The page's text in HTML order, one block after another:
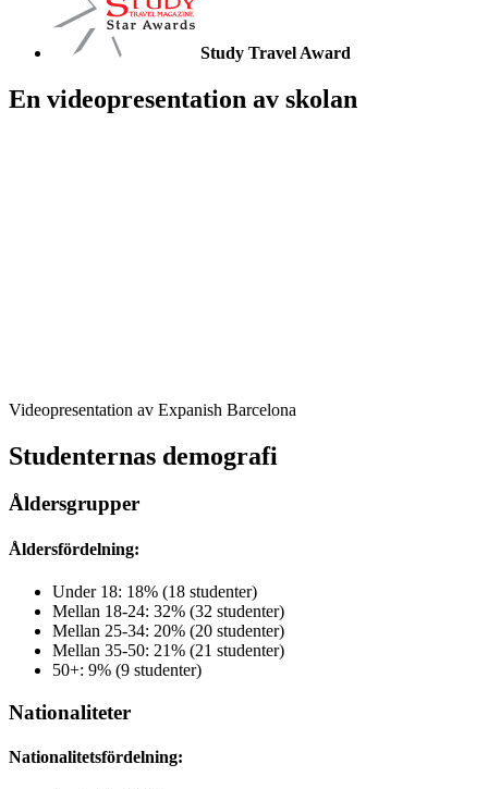
Study Travel Award
En videopresentation av skolan
Videopresentation av Expanish Barcelona
Studenternas demografi
Åldersgrupper
Åldersfördelning:
Under 18: 18% (18 studenter)
Mellan 18-24: 32% (32 studenter)
Mellan 25-34: 20% (20 studenter)
Mellan 35-50: 21% (21 studenter)
50+: 9% (9 studenter)
Nationaliteter
Nationalitetsfördelning: